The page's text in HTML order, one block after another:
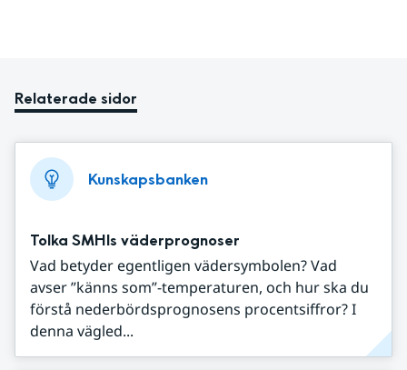
Relaterade sidor
Kunskapsbanken
Tolka SMHIs väderprognoser
Vad betyder egentligen vädersymbolen? Vad
avser ”känns som”-temperaturen, och hur ska du
förstå nederbördsprognosens procentsiffror? I
denna vägled...